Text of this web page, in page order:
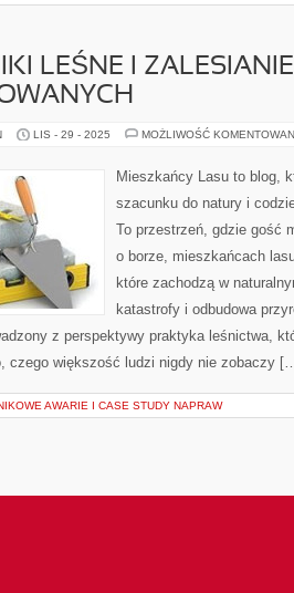
LEŚNE I
LIS - 29 - 2025 MOŻLIWOŚĆ
Mieszkańcy Lasu to blog,
szacunku do natury i
To przestrzeń, gdzie gość
o borze, mieszkańcach
które zachodzą w
katastrofy i odbudowa
z perspektywy praktyka leśnictwa,
czego większość ludzi nigdy nie zobaczy
AWARIE I CASE STUDY NAPRAW